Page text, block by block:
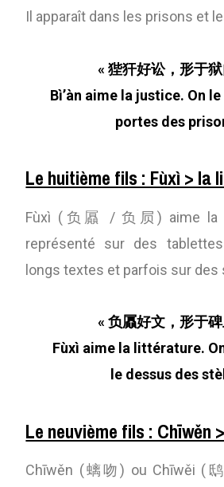
Il apparaît dans les prisons et
« 狴犴好讼，形于
Bì’àn aime la justice. On
portes des
Le huitième fils : Fùxì > la
Fùxì (负屭 / 负屃) aime la
représenté sur des
longs textes et parfois sur des
« 负屭好文，形于
Fùxì aime la littérature.
le dessus des
Le neuvième fils : Chīwěn
Chīwěn (螭吻) ou Chīwěi (